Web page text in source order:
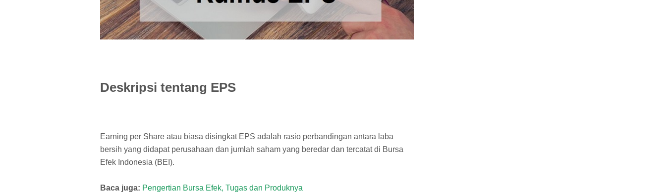
Deskripsi tentang EPS
Earning per Share atau biasa disingkat EPS adalah rasio perbandingan antara laba
bersih yang didapat perusahaan dan jumlah saham yang beredar dan tercatat di Bursa
Efek Indonesia (BEI).
Baca juga: Pengertian Bursa Efek, Tugas dan Produknya